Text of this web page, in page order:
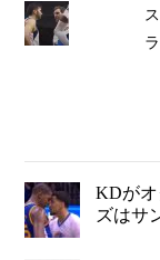
KDがオ
ズはサ